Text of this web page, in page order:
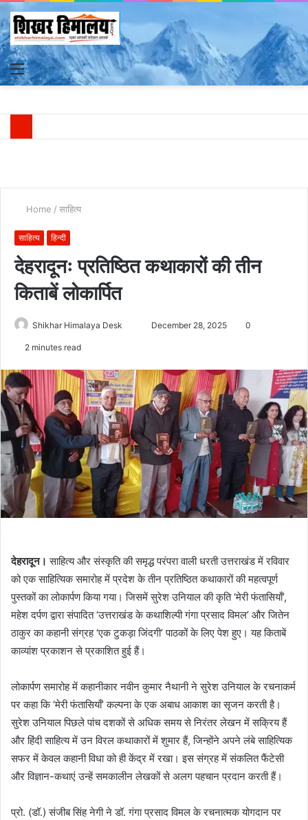
Menu
Home / साहित्य
साहित्य हिन्दी
देहरादूनः प्रतिष्ठित कथाकारों की तीन
किताबें लोकार्पित
Shikhar Himalaya Desk December 28, 2025 0
2 minutes read
देहरादून। साहित्य और संस्कृति की समृद्ध परंपरा वाली धरती उत्तराखंड में रविवार
को एक साहित्यिक समारोह में प्रदेश के तीन प्रतिष्ठित कथाकारों की महत्वपूर्ण
पुस्तकों का लोकार्पण किया गया। जिसमें सुरेश उनियाल की कृति ‘मेरी फंतासियाँ’,
महेश दर्पण द्वारा संपादित ‘उत्तराखंड के कथाशिल्पी गंगा प्रसाद विमल’ और जितेन
ठाकुर का कहानी संग्रह ‘एक टुकड़ा जिंदगी’ पाठकों के लिए पेश हुए। यह किताबें
काव्यांश प्रकाशन से प्रकाशित हुई हैं।
लोकार्पण समारोह में कहानीकार नवीन कुमार नैथानी ने सुरेश उनियाल के रचनाकर्म
पर कहा कि ‘मेरी फंतासियाँ’ कल्पना के एक अबाध आकाश का सृजन करती है।
सुरेश उनियाल पिछले पांच दशकों से अधिक समय से निरंतर लेखन में सक्रिय हैं
और हिंदी साहित्य में उन विरल कथाकारों में शुमार हैं, जिन्होंने अपने लंबे साहित्यिक
सफर में केवल कहानी विधा को ही केंद्र में रखा। इस संग्रह में संकलित फैंटेसी
और विज्ञान-कथाएं उन्हें समकालीन लेखकों से अलग पहचान प्रदान करती हैं।
प्रो. (डॉ.) संजीब सिंह नेगी ने डॉ. गंगा प्रसाद विमल के रचनात्मक योगदान पर